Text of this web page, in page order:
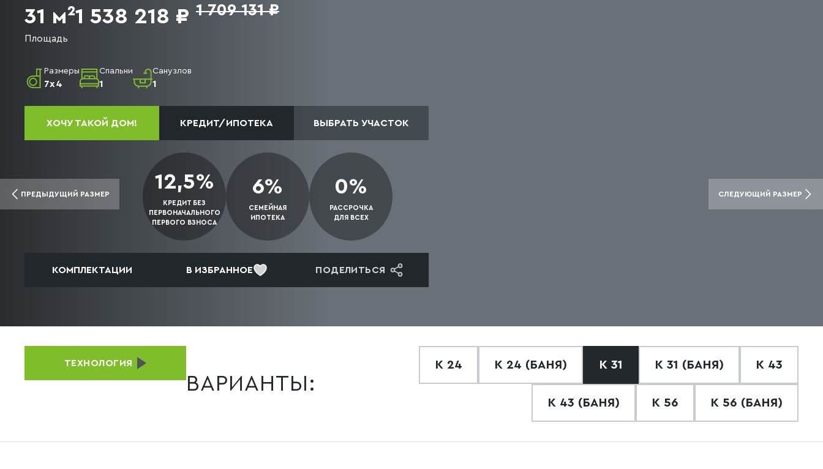
31 м²
Площадь
1 538 218 ₽ 1 709 131 ₽
Размеры
7х4
Спальни
1
Санузлов
1
ХОЧУ ТАКОЙ ДОМ! КРЕДИТ/ИПОТЕКА ВЫБРАТЬ УЧАСТОК
ПРЕДЫДУЩИЙ РАЗМЕР СЛЕДУЮЩИЙ РАЗМЕР
12,5%
КРЕДИТ БЕЗ
ПЕРВОНАЧАЛЬНОГО
ПЕРВОГО ВЗНОСА
6%
СЕМЕЙНАЯ
ИПОТЕКА
0%
РАССРОЧКА
ДЛЯ ВСЕХ
КОМПЛЕКТАЦИИ В ИЗБРАННОЕ ПОДЕЛИТЬСЯ
ТЕХНОЛОГИЯ
ВАРИАНТЫ:
К 24 К 24 (БАНЯ) К 31 К 31 (БАНЯ) К 43
К 43 (БАНЯ) К 56 К 56 (БАНЯ)